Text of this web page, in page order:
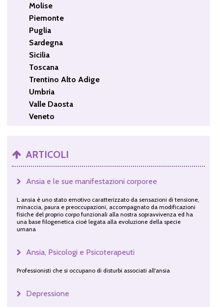
Molise
Piemonte
Puglia
Sardegna
Sicilia
Toscana
Trentino Alto Adige
Umbria
Valle Daosta
Veneto
ARTICOLI
Ansia e le sue manifestazioni corporee
L ansia è uno stato emotivo caratterizzato da sensazioni di tensione,
minaccia, paura e preoccupazioni, accompagnato da modificazioni
fisiche del proprio corpo funzionali alla nostra sopravvivenza ed ha
una base filogenetica cioè legata alla evoluzione della specie
umana
Ansia, Psicologi e Psicoterapeuti
Professionisti che si occupano di disturbi associati all'ansia
Depressione